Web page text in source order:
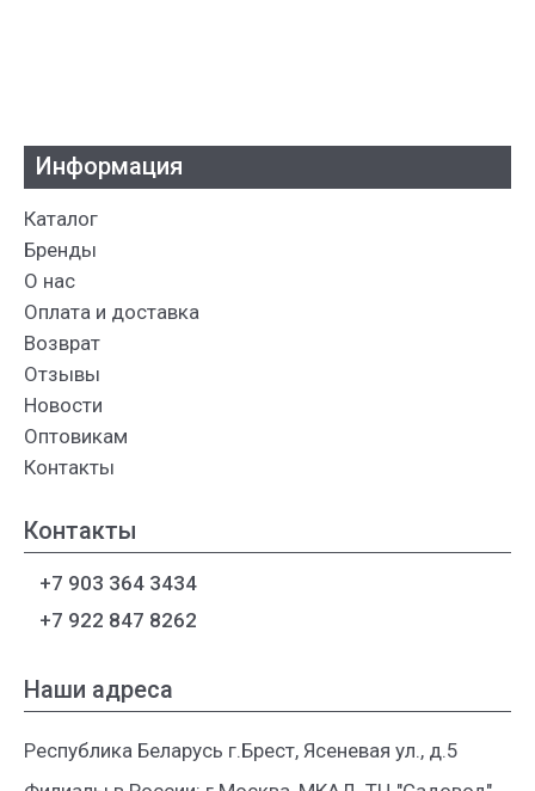
Информация
Каталог
Бренды
О нас
Оплата и доставка
Возврат
Отзывы
Новости
Оптовикам
Контакты
Контакты
+7 903 364 3434
+7 922 847 8262
Наши адреса
Республика Беларусь г.Брест, Ясеневая ул., д.5